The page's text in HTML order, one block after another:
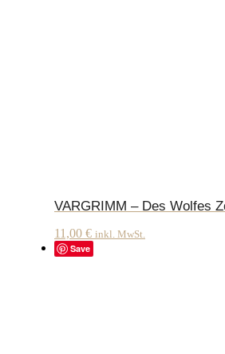
VARGRIMM – Des Wolfes
11,00 € inkl. MwSt.
Save